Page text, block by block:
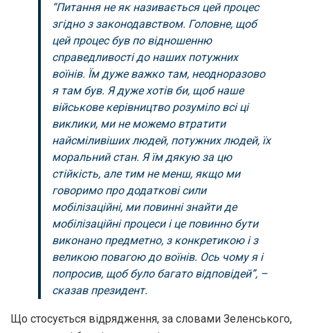
“Питання не як називається цей процес
згідно з законодавством. Головне, щоб
цей процес був по відношенню
справедливості до наших потужних
воїнів. Їм дуже важко там, неодноразово
я там був. Я дуже хотів би, щоб наше
військове керівництво розуміло всі ці
виклики, ми не можемо втратити
найсміливіших людей, потужних людей, їх
моральний стан. Я їм дякую за цю
стійкість, але тим не менш, якщо ми
говоримо про додаткові сили
мобілізаційні, ми повинні знайти де
мобілізаційні процеси і це повинно бути
виконано предметно, з конкретикою і з
великою повагою до воїнів. Ось чому я і
попросив, щоб було багато відповідей”, –
сказав президент.
Що стосується відрядження, за словами Зеленського,